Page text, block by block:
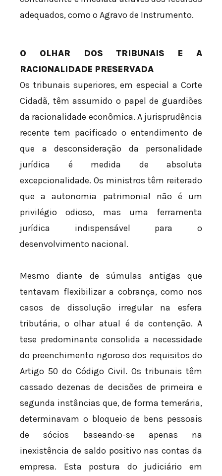
adequados, como o Agravo de Instrumento.
O OLHAR DOS TRIBUNAIS E A
RACIONALIDADE PRESERVADA
Os tribunais superiores, em especial a Corte
Cidadã, têm assumido o papel de guardiões
da racionalidade econômica. A jurisprudência
recente tem pacificado o entendimento de
que a desconsideração da personalidade
jurídica é medida de absoluta
excepcionalidade. Os ministros têm reiterado
que a autonomia patrimonial não é um
privilégio odioso, mas uma ferramenta
jurídica indispensável para o
desenvolvimento nacional.
Mesmo diante de súmulas antigas que
tentavam flexibilizar a cobrança, como nos
casos de dissolução irregular na esfera
tributária, o olhar atual é de contenção. A
tese predominante consolida a necessidade
do preenchimento rigoroso dos requisitos do
Artigo 50 do Código Civil. Os tribunais têm
cassado dezenas de decisões de primeira e
segunda instâncias que, de forma temerária,
determinavam o bloqueio de bens pessoais
de sócios baseando-se apenas na
inexistência de saldo positivo nas contas da
empresa. Esta postura do judiciário em